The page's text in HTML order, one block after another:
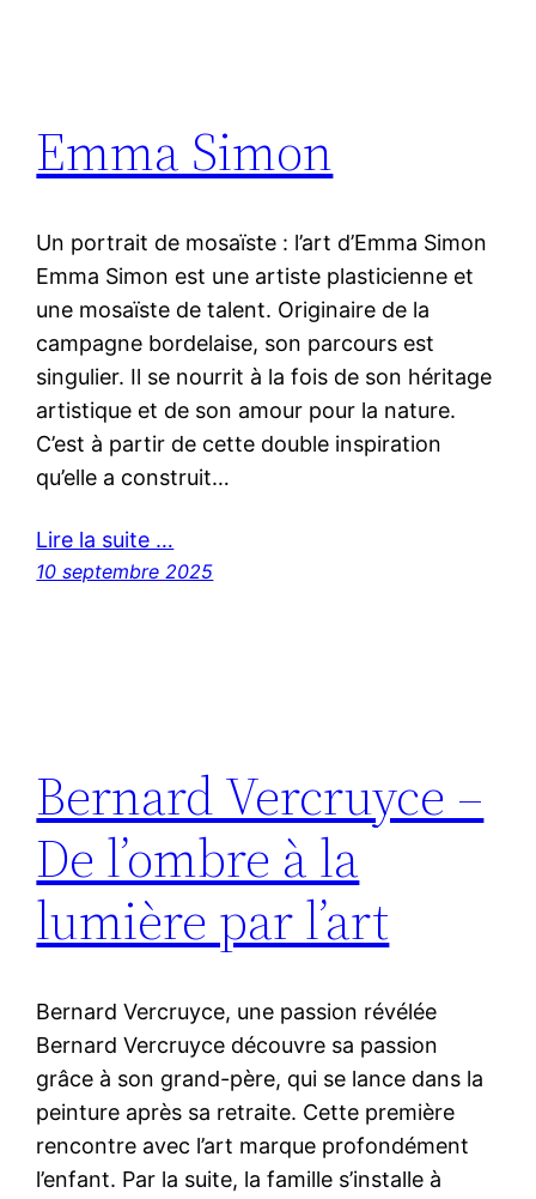
Emma Simon
Un portrait de mosaïste : l’art d’Emma Simon
Emma Simon est une artiste plasticienne et
une mosaïste de talent. Originaire de la
campagne bordelaise, son parcours est
singulier. Il se nourrit à la fois de son héritage
artistique et de son amour pour la nature.
C’est à partir de cette double inspiration
qu’elle a construit…
Lire la suite …
10 septembre 2025
Bernard Vercruyce –
De l’ombre à la
lumière par l’art
Bernard Vercruyce, une passion révélée
Bernard Vercruyce découvre sa passion
grâce à son grand-père, qui se lance dans la
peinture après sa retraite. Cette première
rencontre avec l’art marque profondément
l’enfant. Par la suite, la famille s’installe à